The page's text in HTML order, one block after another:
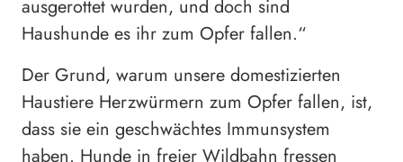
ausgerottet wurden, und doch sind
Haushunde es ihr zum Opfer fallen.“
Der Grund, warum unsere domestizierten
Haustiere Herzwürmern zum Opfer fallen, ist,
dass sie ein geschwächtes Immunsystem
haben. Hunde in freier Wildbahn fressen